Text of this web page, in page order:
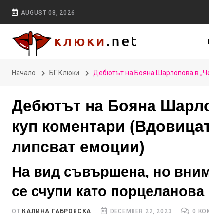
AUGUST 08, 2026
Начало БГ Клюки Дебютът на Бояна Шарлопова в
Дебютът на Бояна
куп коментари
липсват емоции)
На вид съвършена, но
се счупи като
ОТ КАЛИНА ГАБРОВСКА DECEMBER 22, 2023 0